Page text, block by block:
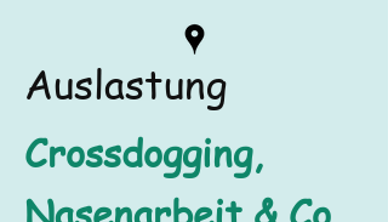
Auslastung
Crossdogging,